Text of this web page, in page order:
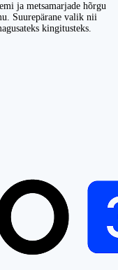
ja metsamarjade hõrgu
Suurepärane valik nii
kingitusteks.